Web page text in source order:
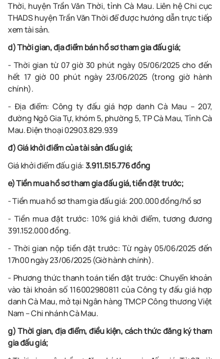
Thời, huyện Trần Văn Thời, tỉnh Cà Mau. Liên hệ Chi cục
THADS huyện Trần Văn Thời để được hướng dẫn trực tiếp
xem tài sản.
d) Thời gian, địa điểm bán hồ sơ tham gia đấu giá;
- Thời gian từ 07 giờ 30 phút ngày 05/06/2025 cho đến
hết 17 giờ 00 phút ngày23/06/2025 (trong giờ hành
chính).
- Địa điểm: Công ty đấu giá hợp danhCà Mau –207,
đường Ngô Gia Tự, khóm 5, phường 5, TP Cà Mau, Tỉnh Cà
Mau.Điện thoại 02903.829.939
đ) Giá khởi điểm của tài sản đấu giá;
Giá khởi điểm đấu giá:3.911.515.776đồng
e) Tiền mua hồ sơ tham gia đấu giá, tiền đặt trước;
- Tiền mua hồ sơ tham gia đấu giá:200.000 đồng/hồ sơ
- Tiền mua đặt trước: 10% giá khởi điểm, tương đương
391.152.000đồng.
- Thời gian nộp tiền đặt trước: Từ ngày 05/06/2025 đến
17h00 ngày 23/06/2025(Giờ hành chính).
- Phương thức thanh toán tiền đặt trước: Chuyển khoản
vào tài khoản số 116002980811của Công ty đấu giá hợp
danh Cà Mau, mở tại Ngân hàng TMCP Công thương Việt
Nam – Chi nhánh Cà Mau.
g) Thời gian, địa điểm, điều kiện, cách thức đăng ký tham
gia đấu giá;